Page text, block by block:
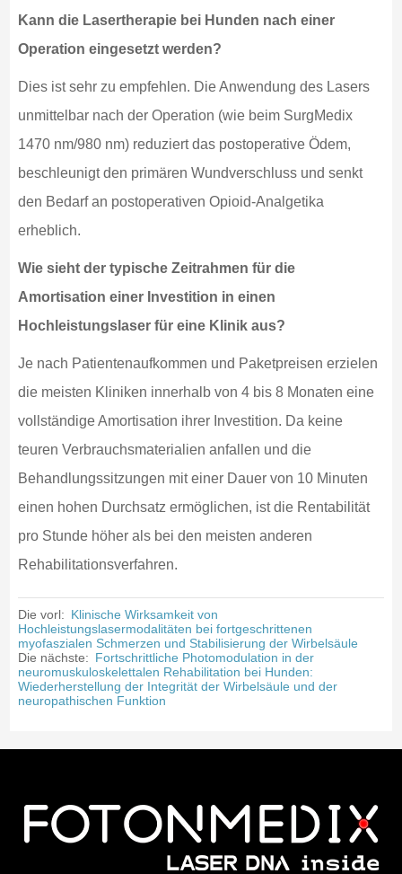
Kann die Lasertherapie bei Hunden nach einer
Operation eingesetzt werden?
Dies ist sehr zu empfehlen. Die Anwendung des Lasers
unmittelbar nach der Operation (wie beim SurgMedix
1470 nm/980 nm) reduziert das postoperative Ödem,
beschleunigt den primären Wundverschluss und senkt
den Bedarf an postoperativen Opioid-Analgetika
erheblich.
Wie sieht der typische Zeitrahmen für die
Amortisation einer Investition in einen
Hochleistungslaser für eine Klinik aus?
Je nach Patientenaufkommen und Paketpreisen erzielen
die meisten Kliniken innerhalb von 4 bis 8 Monaten eine
vollständige Amortisation ihrer Investition. Da keine
teuren Verbrauchsmaterialien anfallen und die
Behandlungssitzungen mit einer Dauer von 10 Minuten
einen hohen Durchsatz ermöglichen, ist die Rentabilität
pro Stunde höher als bei den meisten anderen
Rehabilitationsverfahren.
Die vorl: Klinische Wirksamkeit von
Hochleistungslasermodalitäten bei fortgeschrittenen
myofaszialen Schmerzen und Stabilisierung der Wirbelsäule
Die nächste: Fortschrittliche Photomodulation in der
neuromuskuloskelettalen Rehabilitation bei Hunden:
Wiederherstellung der Integrität der Wirbelsäule und der
neuropathischen Funktion